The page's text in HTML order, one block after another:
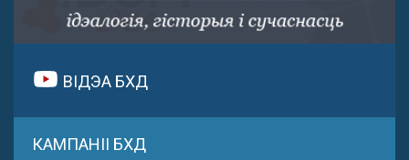
ВІДЭА БХД
КАМПАНІІ БХД